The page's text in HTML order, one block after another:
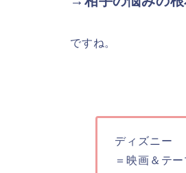
ですね。
ディズニー
＝映画＆テ